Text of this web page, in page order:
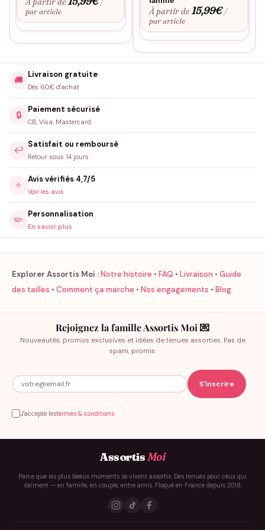
par article
À partir de15,99€ /
par article
🚚
Livraison gratuite
Dès 60€ d'achat
🔒
Paiement sécurisé
CB, Visa, Mastercard
↩️
Satisfait ou remboursé
Retour sous 14 jours
⭐
Avis vérifiés 4,7/5
Voir les avis
✏️
Personnalisation
En savoir plus
Explorer Assortis Moi :Notre histoire • FAQ • Livraison • Guide
des tailles • Comment ça marche • Nos engagements • Blog
Rejoignez la famille Assortis Moi 💌
Nouveautés, promos exclusives et idées de tenues assorties. Pas de
spam, promis.
J'accepte lestermes & conditions
AssortisMoi
Parce que les plus beaux moments se vivent assortis. Des tenues pour ceux qui
s'aiment — en famille, en couple, entre amis. Floqué en France depuis 2018.